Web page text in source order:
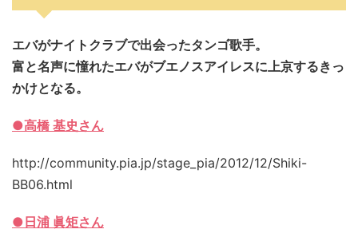
エバがナイトクラブで出会ったタンゴ歌手。
富と名声に憧れたエバがブエノスアイレスに 上京するきっ
かけとなる。
●高橋 基史さん
http://community.pia.jp/stage_pia/2012/12/Shiki-
BB06.html
●日浦 眞矩さん